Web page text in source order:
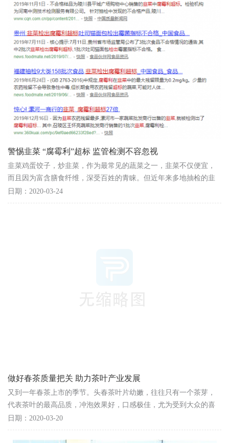
警惕韭菜 “腐霉利”超标 监管检测不容忽视
韭菜鸡蛋饺子，炒韭菜，作为最常见的蔬菜之一，韭菜不仅便宜，
而且因为富含膳食纤维，深受百姓的青睐。但近年来多地抽检的韭
菜被检出腐霉利超标，让大家担忧不已。 何为腐霉利...
日期：2020-03-24
做好春茶质量把关 助力茶叶产业发展
又到一年春茶上市的季节。头春茶叶片幼嫩，往往只有一个茶芽，
代表茶叶的最高品质，冲泡效果好，口感极佳，尤为受到大众的喜
爱。对于广大品茶人士而言，春茶的农药残留、重金...
日期：2020-03-20